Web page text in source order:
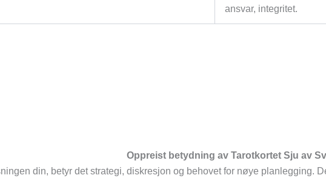
ansvar, integritet.
Oppreist betydning av Tarotkortet Sju av
din, betyr det strategi, diskresjon og behovet for nøye planlegging.